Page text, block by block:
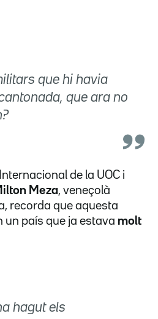
que hi havia
que ara no
de la UOC i
Meza, veneçolà
recorda que aquesta
un país que ja estava molt
hagut els